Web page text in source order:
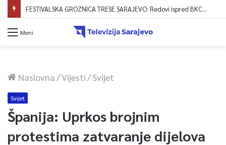
FESTIVALSKA GROZNICA TRESE SARAJEVO: Redovi ispred BKC-a formirani već od 4 ujutro, zvanično počela prodaja ulaznica!
Meni
Naslovna/Vijesti/Svijet
Svijet
Španija: Uprkos brojnim
protestima zatvaranje dijelova